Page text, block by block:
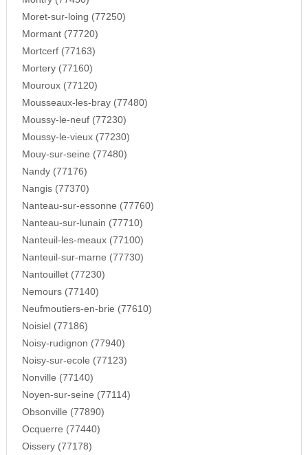
Moret-sur-loing (77250)
Mormant (77720)
Mortcerf (77163)
Mortery (77160)
Mouroux (77120)
Mousseaux-les-bray (77480)
Moussy-le-neuf (77230)
Moussy-le-vieux (77230)
Mouy-sur-seine (77480)
Nandy (77176)
Nangis (77370)
Nanteau-sur-essonne (77760)
Nanteau-sur-lunain (77710)
Nanteuil-les-meaux (77100)
Nanteuil-sur-marne (77730)
Nantouillet (77230)
Nemours (77140)
Neufmoutiers-en-brie (77610)
Noisiel (77186)
Noisy-rudignon (77940)
Noisy-sur-ecole (77123)
Nonville (77140)
Noyen-sur-seine (77114)
Obsonville (77890)
Ocquerre (77440)
Oissery (77178)